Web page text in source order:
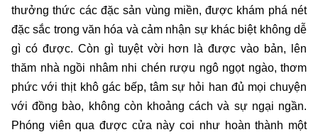
thưởng thức các đặc sản vùng miền, được khám phá nét
đặc sắc trong văn hóa và cảm nhận sự khác biệt không dễ
gì có được. Còn gì tuyệt vời hơn là được vào bản, lên
thăm nhà ngồi nhâm nhi chén rượu ngô ngọt ngào, thơm
phức với thịt khô gác bếp, tâm sự hỏi han đủ mọi chuyện
với đồng bào, không còn khoảng cách và sự ngại ngần.
Phóng viên qua được cửa này coi như hoàn thành một